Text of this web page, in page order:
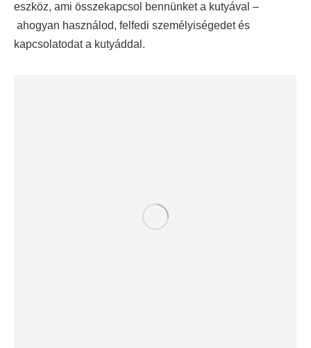
eszköz, ami összekapcsol bennünket a kutyával –
ahogyan használod, felfedi személyiségedet és
kapcsolatodat a kutyáddal.